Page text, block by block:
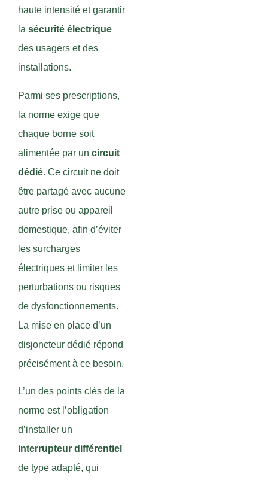
haute intensité et garantir
la sécurité électrique
des usagers et des
installations.
Parmi ses prescriptions,
la norme exige que
chaque borne soit
alimentée par un circuit
dédié. Ce circuit ne doit
être partagé avec aucune
autre prise ou appareil
domestique, afin d’éviter
les surcharges
électriques et limiter les
perturbations ou risques
de dysfonctionnements.
La mise en place d’un
disjoncteur dédié répond
précisément à ce besoin.
L’un des points clés de la
norme est l’obligation
d’installer un
interrupteur différentiel
de type adapté, qui